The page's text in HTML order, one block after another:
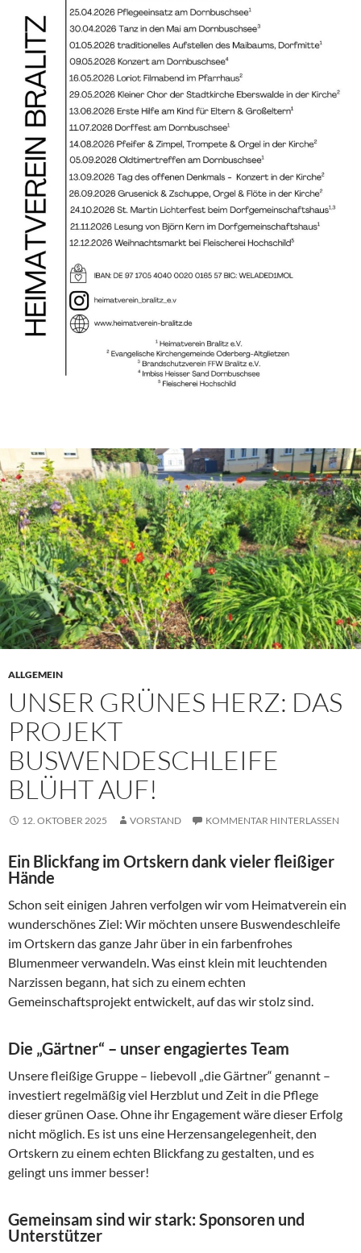
ALLGEMEIN
UNSER GRÜNES HERZ: DAS
PROJEKT
BUSWENDESCHLEIFE
BLÜHT AUF!
12. OKTOBER 2025 VORSTAND KOMMENTAR HINTERLASSEN
Ein Blickfang im Ortskern dank vieler fleißiger
Hände
Schon seit einigen Jahren verfolgen wir vom Heimatverein ein
wunderschönes Ziel: Wir möchten unsere Buswendeschleife
im Ortskern das ganze Jahr über in ein farbenfrohes
Blumenmeer verwandeln. Was einst klein mit leuchtenden
Narzissen begann, hat sich zu einem echten
Gemeinschaftsprojekt entwickelt, auf das wir stolz sind.
Die „Gärtner“ – unser engagiertes Team
Unsere fleißige Gruppe – liebevoll „die Gärtner“ genannt –
investiert regelmäßig viel Herzblut und Zeit in die Pflege
dieser grünen Oase. Ohne ihr Engagement wäre dieser Erfolg
nicht möglich. Es ist uns eine Herzensangelegenheit, den
Ortskern zu einem echten Blickfang zu gestalten, und es
gelingt uns immer besser!
Gemeinsam sind wir stark: Sponsoren und
Unterstützer